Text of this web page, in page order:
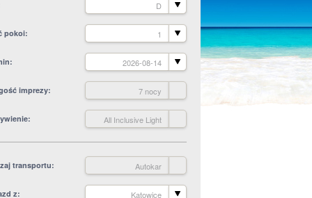
D
pokoi 1
2026-08-14
imprezy 7 nocy
All Inclusive Light
transportu Autokar
z Katowice